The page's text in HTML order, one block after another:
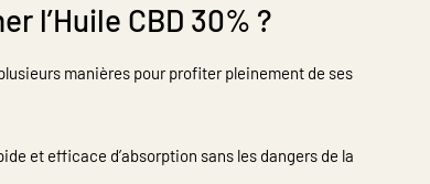
l’Huile CBD 30% ?
manières pour profiter pleinement de ses
et efficace d’absorption sans les dangers de la